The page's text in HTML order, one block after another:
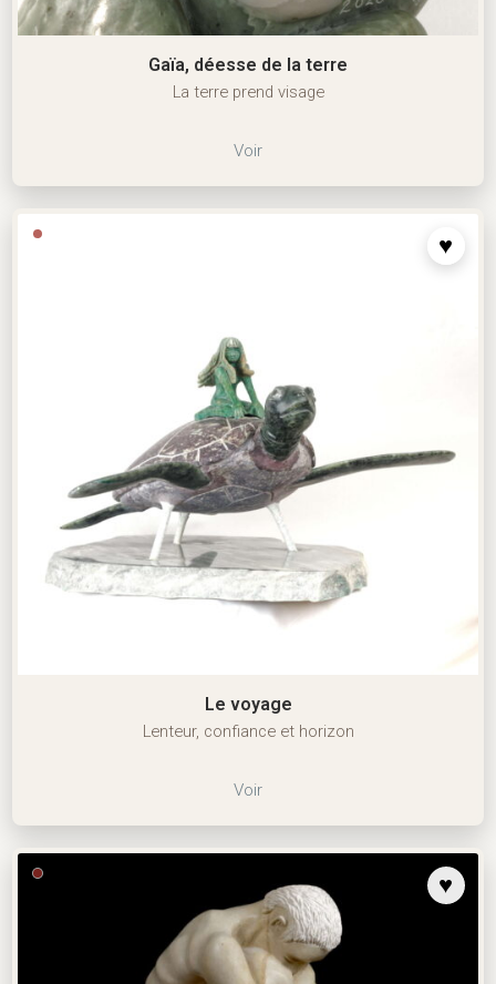
Gaïa, déesse de la terre
La terre prend visage
Voir
Le voyage
Lenteur, confiance et horizon
Voir